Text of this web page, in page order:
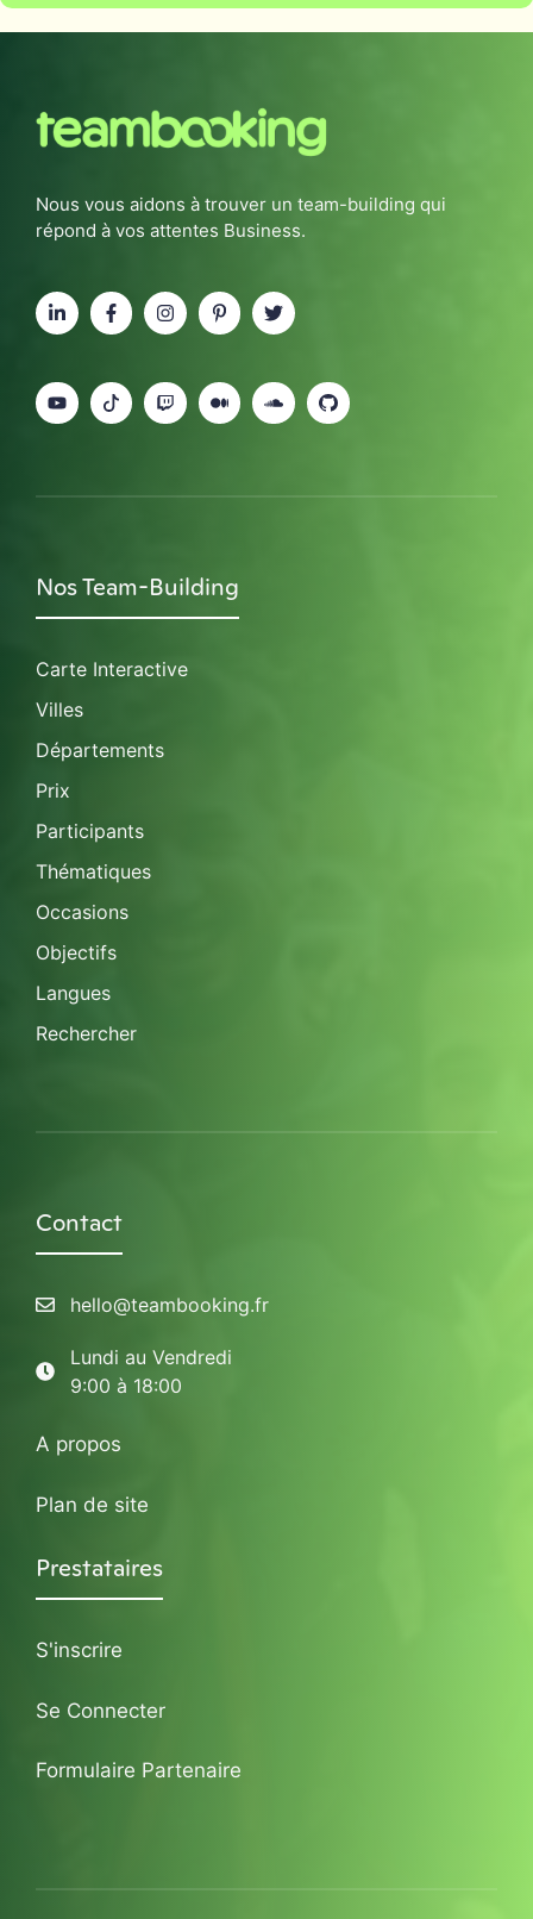
Nous vous aidons à trouver un team-building qui
répond à vos attentes Business.
Nos Team-Building
Carte Interactive
Villes
Départements
Prix
Participants
Thématiques
Occasions
Objectifs
Langues
Rechercher
Contact
hello@teambooking.fr
Lundi au Vendredi
9:00 à 18:00
A propos
Plan de site
Prestataires
S'inscrire
Se Connecter
Formulaire Partenaire